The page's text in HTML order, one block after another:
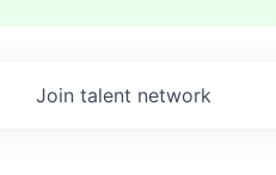
Join talent network